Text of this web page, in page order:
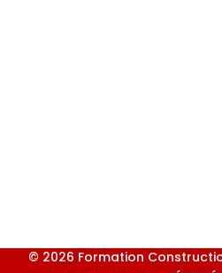
© 2026 Formation